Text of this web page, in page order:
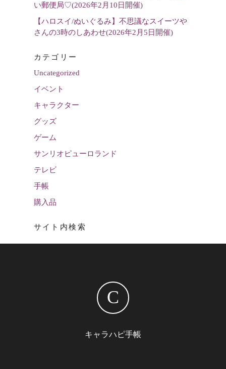
い郵便局♡(2026年2月10日開催)
【ハロスイ/ぬいぐるみ】不思議なスイーツや
さんの3時のしあわせ(2026年2月5日開催)
カテゴリー
Uncategorized
イベント
キャラクター
グッズ
ゲーム
サンリオピューロランド
テレビ
手帳
購入品
サイト内検索
C
キャラハピ手帳